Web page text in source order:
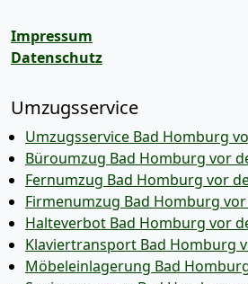
Impressum
Datenschutz
Umzugsservice
Umzugsservice Bad Homburg
Büroumzug Bad Homburg vor
Fernumzug Bad Homburg vor
Firmenumzug Bad Homburg
Halteverbot Bad Homburg vor
Klaviertransport Bad Homburg
Möbeleinlagerung Bad